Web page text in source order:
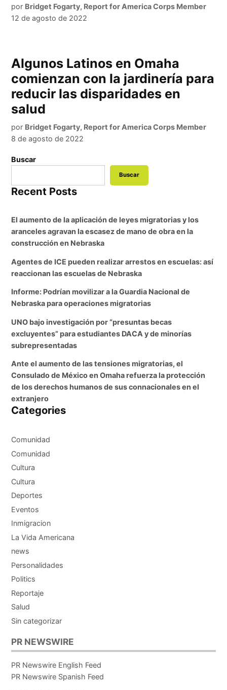
por Bridget Fogarty, Report for America Corps Member
12 de agosto de 2022
Algunos Latinos en Omaha
comienzan con la jardinería para
reducir las disparidades en
salud
por Bridget Fogarty, Report for America Corps Member
8 de agosto de 2022
Buscar
Buscar
Recent Posts
El aumento de la aplicación de leyes migratorias y los
aranceles agravan la escasez de mano de obra en la
construcción en Nebraska
Agentes de ICE pueden realizar arrestos en escuelas: así
reaccionan las escuelas de Nebraska
Informe: Podrían movilizar a la Guardia Nacional de
Nebraska para operaciones migratorias
UNO bajo investigación por “presuntas becas
excluyentes” para estudiantes DACA y de minorías
subrepresentadas
Ante el aumento de las tensiones migratorias, el
Consulado de México en Omaha refuerza la protección
de los derechos humanos de sus connacionales en el
extranjero
Categories
Comunidad
Comunidad
Cultura
Cultura
Deportes
Eventos
Inmigracion
La Vida Americana
news
Personalidades
Politics
Reportaje
Salud
Sin categorizar
PR NEWSWIRE
PR Newswire English Feed
PR Newswire Spanish Feed